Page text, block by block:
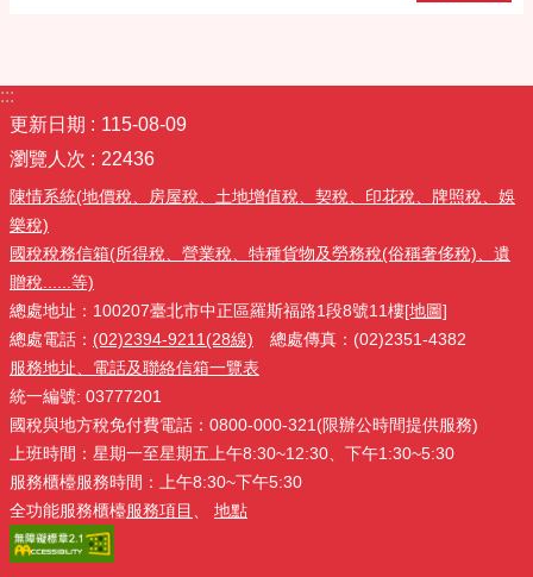
:::
更新日期
115-08-09
瀏覽人次
22436
陳情系統(地價稅、房屋稅、土地增值稅、契稅、印花稅、牌照稅、娛
樂稅)
國稅稅務信箱(所得稅、營業稅、特種貨物及勞務稅(俗稱奢侈稅)、遺
贈稅......等)
總處地址：100207臺北市中正區羅斯福路1段8號11樓[地圖]
總處電話： (02)2394-9211(28線) 總處傳真：(02)2351-4382
服務地址、電話及聯絡信箱一覽表
統一編號: 03777201
國稅與地方稅免付費電話：0800-000-321(限辦公時間提供服務)
上班時間：星期一至星期五上午8:30~12:30、下午1:30~5:30
服務櫃檯服務時間：上午8:30~下午5:30
全功能服務櫃檯服務項目 、 地點